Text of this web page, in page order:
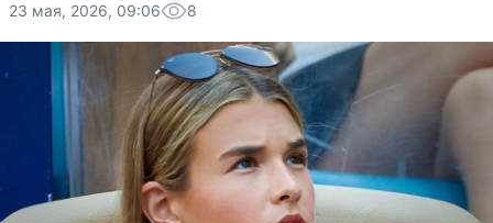
23 мая, 2026, 09:06 8